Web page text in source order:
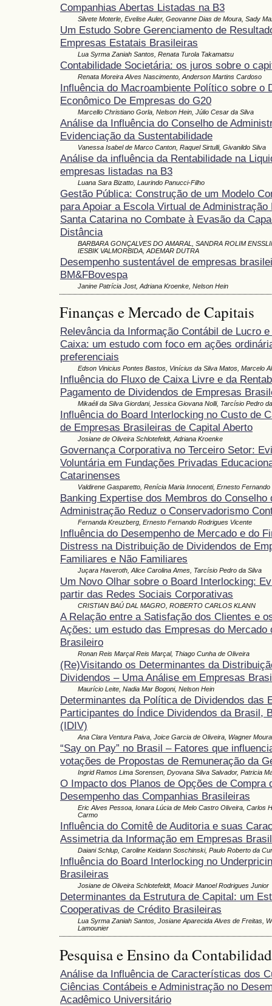
Companhias Abertas Listadas na B3
Silvete Moterle, Evelise Auler, Geovanne Dias de Moura, Sady
Um Estudo Sobre Gerenciamento de
Empresas Estatais Brasileiras
Lua Syrma Zaniah Santos, Renata Turola Takamatsu
Contabilidade Societária: os juros sobre o
Renata Moreira Alves Nascimento, Anderson Martins Cardoso
Influência do Macroambiente Político sobre o
Econômico De Empresas do G20
Marcello Christiano Gorla, Nelson Hein, Júlio Cesar da Silva
Análise da Influência do Conselho de
Evidenciação da Sustentabilidade
Vanessa Isabel de Marco Canton, Raquel Sirtulli, Givanildo Silva
Análise da influência da Rentabilidade na
empresas listadas na B3
Luana Sara Bizatto, Laurindo Panucci-Filho
Gestão Pública: Construção de um Modelo
para Apoiar a Escola Virtual de Administração
Santa Catarina no Combate à Evasão da
Distância
BARBARA GONÇALVES DO AMARAL, SANDRA ROLIM
IESBIK VALMORBIDA, ADEMAR DUTRA
Desempenho sustentável de empresas
BM&FBovespa
Janine Patrícia Jost, Adriana Kroenke, Nelson Hein
Finanças e Mercado de Capitais
Relevância da Informação Contábil de Lucro
Caixa: um estudo com foco em ações
preferenciais
Edson Vinicius Pontes Bastos, Vinícius da Silva Matos, Marcelo
Influência do Fluxo de Caixa Livre e da
Pagamento de Dividendos de Empresas
Mikaéli da Silva Giordani, Jessica Giovana Nolli, Tarcísio Pedro
Influência do Board Interlocking no Custo de
de Empresas Brasileiras de Capital Aberto
Josiane de Oliveira Schlotefeldt, Adriana Kroenke
Governança Corporativa no Terceiro Setor:
Voluntária em Fundações Privadas
Catarinenses
Valdirene Gasparetto, Renícia Maria Innocenti, Ernesto
Banking Expertise dos Membros do Conselho
Administração Reduz o Conservadorismo
Fernanda Kreuzberg, Ernesto Fernando Rodrigues Vicente
Influência do Desempenho de Mercado e do
Distress na Distribuição de Dividendos de
Familiares e Não Familiares
Juçara Haveroth, Alice Carolina Ames, Tarcísio Pedro da Silva
Um Novo Olhar sobre o Board Interlocking:
partir das Redes Sociais Corporativas
CRISTIAN BAÚ DAL MAGRO, ROBERTO CARLOS KLANN
A Relação entre a Satisfação dos Clientes e
Ações: um estudo das Empresas do Mercado
Brasileiro
Ronan Reis Marçal Reis Marçal, Thiago Cunha de Oliveira
(Re)Visitando os Determinantes da
Dividendos – Uma Análise em Empresas
Maurício Leite, Nadia Mar Bogoni, Nelson Hein
Determinantes da Política de Dividendos das
Participantes do Índice Dividendos da Brasil,
(IDIV)
Ana Clara Ventura Paiva, Joice Garcia de Oliveira, Wagner
“Say on Pay” no Brasil – Fatores que
votações de Propostas de Remuneração da
Ingrid Ramos Lima Sorensen, Dyovana Silva Salvador, Patricia
O Impacto dos Planos de Opções de Compra
Desempenho das Companhias Brasileiras
Eric Alves Pessoa, Ionara Lúcia de Melo Castro Oliveira, Carlos
Carmo
Influência do Comitê de Auditoria e suas
Assimetria da Informação em Empresas
Daiani Schlup, Caroline Keidann Soschinski, Paulo Roberto da
Influência do Board Interlocking no
Brasileiras
Josiane de Oliveira Schlotefeldt, Moacir Manoel Rodrigues Junior
Determinantes da Estrutura de Capital: um
Cooperativas de Crédito Brasileiras
Lua Syrma Zaniah Santos, Josiane Aparecida Alves de Freitas,
Lamounier
Pesquisa e Ensino da
Análise da Influência de Características dos
Ciências Contábeis e Administração no
Acadêmico Universitário